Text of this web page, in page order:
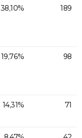
38,10% 189
19,76% 98
14,31% 71